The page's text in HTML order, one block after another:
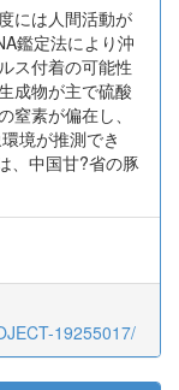
には人間活動が
鑑定法により沖
ス付着の可能性
成物が主で硫酸
素が偏在し、
境が推測でき
、中国甘?省の豚
19255017/